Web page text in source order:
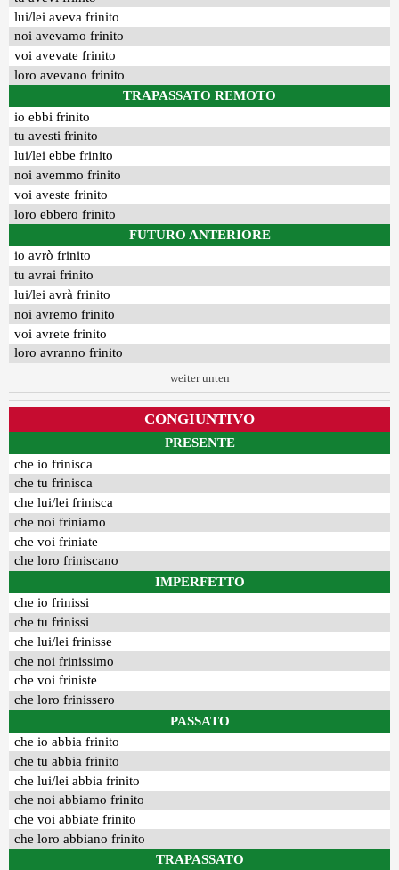
lui/lei aveva frinito
noi avevamo frinito
voi avevate frinito
loro avevano frinito
TRAPASSATO REMOTO
io ebbi frinito
tu avesti frinito
lui/lei ebbe frinito
noi avemmo frinito
voi aveste frinito
loro ebbero frinito
FUTURO ANTERIORE
io avrò frinito
tu avrai frinito
lui/lei avrà frinito
noi avremo frinito
voi avrete frinito
loro avranno frinito
weiter unten
CONGIUNTIVO
PRESENTE
che io frinisca
che tu frinisca
che lui/lei frinisca
che noi friniamo
che voi friniate
che loro friniscano
IMPERFETTO
che io frinissi
che tu frinissi
che lui/lei frinisse
che noi frinissimo
che voi friniste
che loro frinissero
PASSATO
che io abbia frinito
che tu abbia frinito
che lui/lei abbia frinito
che noi abbiamo frinito
che voi abbiate frinito
che loro abbiano frinito
TRAPASSATO